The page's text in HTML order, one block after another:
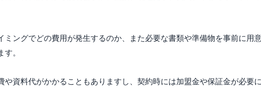
ミングでどの費用が発生するのか、また必要な書類や準備物を事前に用
。
や資料代がかかることもありますし、契約時には加盟金や保証金が必要